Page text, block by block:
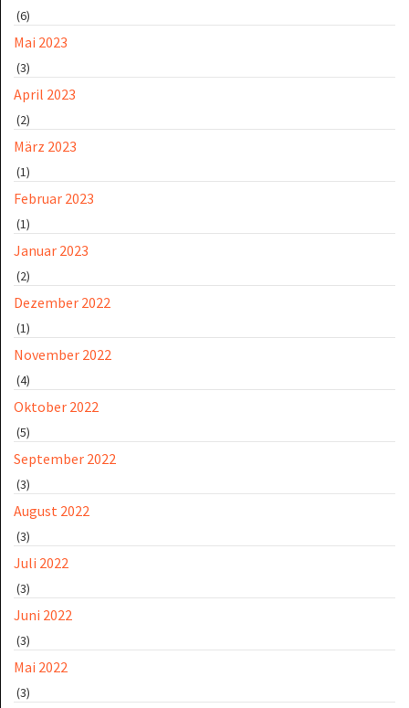
(6)
Mai 2023
(3)
April 2023
(2)
März 2023
(1)
Februar 2023
(1)
Januar 2023
(2)
Dezember 2022
(1)
November 2022
(4)
Oktober 2022
(5)
September 2022
(3)
August 2022
(3)
Juli 2022
(3)
Juni 2022
(3)
Mai 2022
(3)